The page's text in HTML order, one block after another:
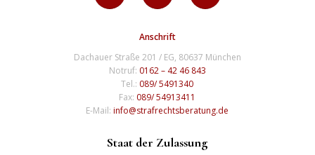
Anschrift
Dachauer Straße 201 / EG, 80637 München
Notruf: 0162 – 42 46 843
Tel.: 089/ 5491340
Fax: 089/ 54913411
E-Mail:info@strafrechtsberatung.de
Staat der Zulassung